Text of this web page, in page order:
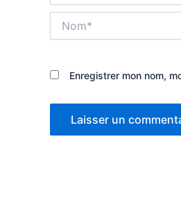
Enregistrer mon nom,